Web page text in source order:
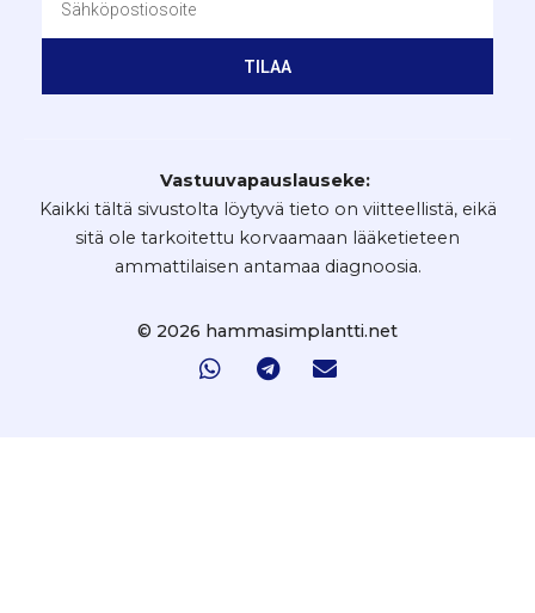
TILAA
Vastuuvapauslauseke:
Kaikki tältä sivustolta löytyvä tieto on viitteellistä, eikä
sitä ole tarkoitettu korvaamaan lääketieteen
ammattilaisen antamaa diagnoosia.
© 2026 hammasimplantti.net